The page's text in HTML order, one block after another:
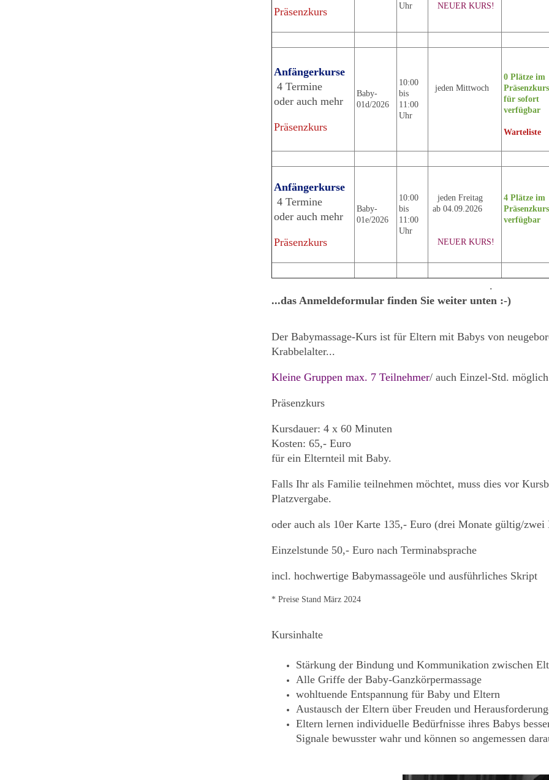
Präsenzkurs
Uhr
NEUER KURS!
Anfängerkurse
4 Termine
oder auch mehr
Präsenzkurs
Baby-
01d/2026
10:00
bis
11:00
Uhr
jeden Mittwoch
0 Plätze im
Präsenzkurs
für sofort
verfügbar
Warteliste
Anfängerkurse
4 Termine
oder auch mehr
Präsenzkurs
Baby-
01e/2026
10:00
bis
11:00
Uhr
jeden Freitag
ab 04.09.2026
NEUER KURS!
4 Plätze im
verfügbar
.
...das Anmeldeformular finden Sie weiter unten :-)
Der Babymassage-Kurs ist für Eltern mit Babys von
Krabbelalter...
Kleine Gruppen max. 7 Teilnehmer/ auch Einzel-Std.
Präsenzkurs
Kursdauer: 4 x 60 Minuten
Kosten: 65,- Euro
für ein Elternteil mit Baby.
Falls Ihr als Familie teilnehmen möchtet, muss dies vor
Platzvergabe.
oder auch als 10er Karte 135,- Euro (drei Monate gültig/zwei
Einzelstunde 50,- Euro nach Terminabsprache
incl. hochwertige Babymassageöle und ausführliches Skript
* Preise Stand März 2024
Kursinhalte
Stärkung der Bindung und Kommunikation zwischen
Alle Griffe der Baby-Ganzkörpermassage
wohltuende Entspannung für Baby und Eltern
Austausch der Eltern über Freuden und
Eltern lernen individuelle Bedürfnisse ihres Babys
Signale bewusster wahr und können so angemessen